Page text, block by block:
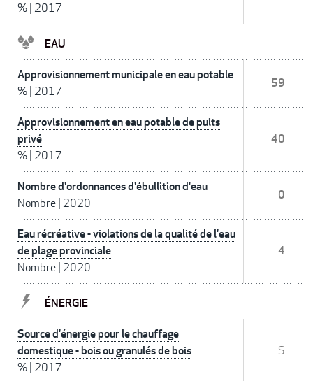
% 2017
EAU
Approvisionnement municipale en eau potable
% 2017
59
Approvisionnement en eau potable de puits
privé
% 2017
40
Nombre d'ordonnances d'ébullition d'eau
Nombre 2020
0
Eau récréative - violations de la qualité de l'eau
de plage provinciale
Nombre 2020
4
ÉNERGIE
Source d'énergie pour le chauffage
domestique - bois ou granulés de bois
% 2017
S